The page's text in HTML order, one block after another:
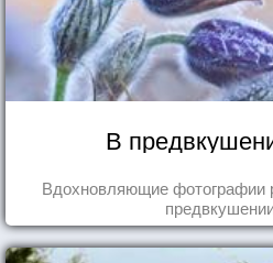
В
Вдохновляющие фотографии